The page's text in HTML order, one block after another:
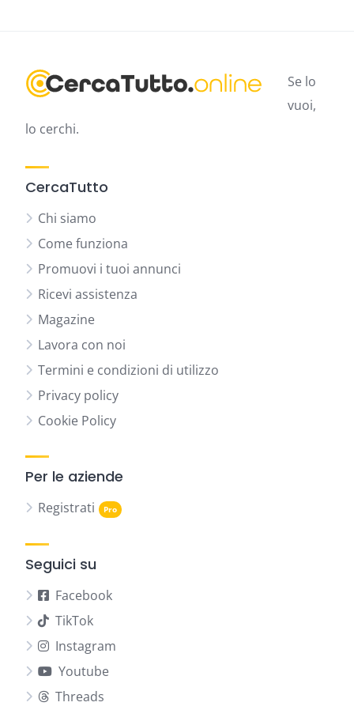
Se lo
vuoi,
lo cerchi.
CercaTutto
Chi siamo
Come funziona
Promuovi i tuoi annunci
Ricevi assistenza
Magazine
Lavora con noi
Termini e condizioni di utilizzo
Privacy policy
Cookie Policy
Per le aziende
Registrati
Seguici su
Facebook
TikTok
Instagram
Youtube
Threads